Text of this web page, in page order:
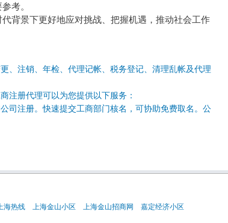
考。
背景下更好地应对挑战、把握机遇，推动社会工作
、注销、年检、代理记帐、税务登记、清理乱帐及代理
注册代理可以为您提供以下服务：
司注册。快速提交工商部门核名，可协助免费取名。公
上海热线 上海金山小区 上海金山招商网
嘉定经济小区